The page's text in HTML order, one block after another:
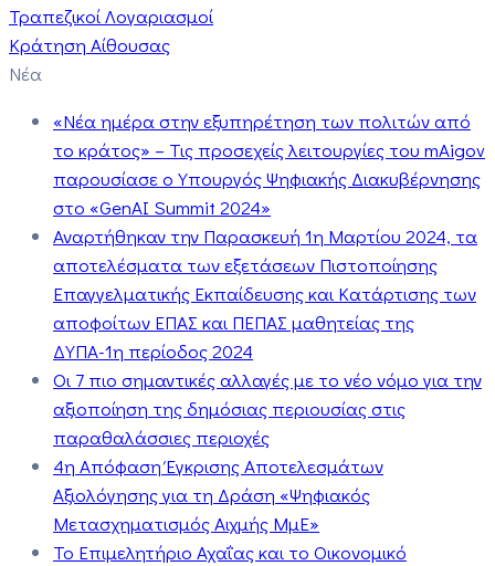
Τραπεζικοί Λογαριασμοί
Κράτηση Αίθουσας
Νέα
«Νέα ημέρα στην εξυπηρέτηση των πολιτών από
το κράτος» – Τις προσεχείς λειτουργίες του mAigov
παρουσίασε ο Υπουργός Ψηφιακής Διακυβέρνησης
στο «GenAI Summit 2024»
Αναρτήθηκαν την Παρασκευή 1η Μαρτίου 2024, τα
αποτελέσματα των εξετάσεων Πιστοποίησης
Επαγγελματικής Εκπαίδευσης και Κατάρτισης των
αποφοίτων ΕΠΑΣ και ΠΕΠΑΣ μαθητείας της
ΔΥΠΑ-1η περίοδος 2024
Οι 7 πιο σημαντικές αλλαγές με το νέο νόμο για την
αξιοποίηση της δημόσιας περιουσίας στις
παραθαλάσσιες περιοχές
4η Απόφαση Έγκρισης Αποτελεσμάτων
Αξιολόγησης για τη Δράση «Ψηφιακός
Μετασχηματισμός Αιχμής ΜμΕ»
Το Επιμελητήριο Αχαΐας και το Οικονομικό